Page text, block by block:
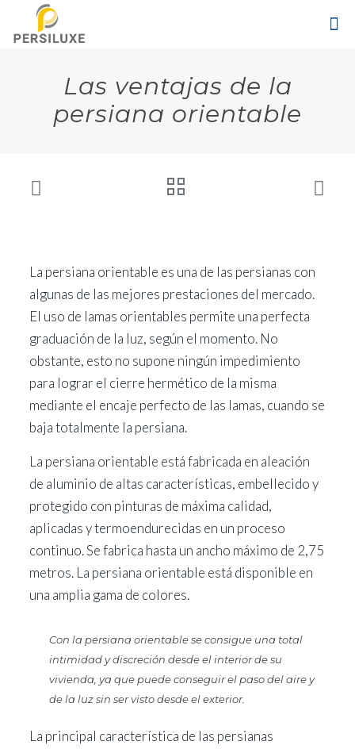
Las ventajas de la
persiana orientable
La persiana orientable es una de las persianas con
algunas de las mejores prestaciones del mercado.
El uso de lamas orientables permite una perfecta
graduación de la luz, según el momento. No
obstante, esto no supone ningún impedimiento
para lograr el cierre hermético de la misma
mediante el encaje perfecto de las lamas, cuando se
baja totalmente la persiana.
La persiana orientable está fabricada en aleación
de aluminio de altas características, embellecido y
protegido con pinturas de máxima calidad,
aplicadas y termoendurecidas en un proceso
continuo. Se fabrica hasta un ancho máximo de 2,75
metros. La persiana orientable está disponible en
una amplia gama de colores.
Con la persiana orientable se consigue una total
intimidad y discreción desde el interior de su
vivienda, ya que puede conseguir el paso del aire y
de la luz sin ser visto desde el exterior.
La principal característica de las persianas